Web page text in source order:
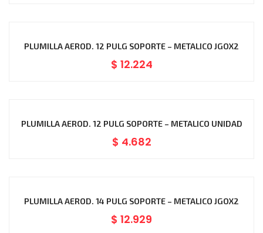
PLUMILLA AEROD. 12 PULG SOPORTE – METALICO JGOX2
$ 12.224
PLUMILLA AEROD. 12 PULG SOPORTE – METALICO UNIDAD
$ 4.682
PLUMILLA AEROD. 14 PULG SOPORTE – METALICO JGOX2
$ 12.929